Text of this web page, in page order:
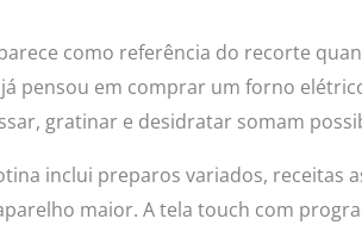
como referência do recorte
pensou em comprar um forno
gratinar e desidratar somam
inclui preparos variados, receitas
maior. A tela touch com